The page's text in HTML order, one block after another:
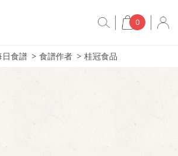
0
日食譜 食譜作者 桂冠食品